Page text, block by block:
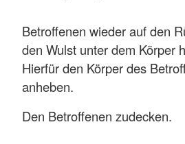
Betroffenen wieder auf den
den Wulst unter dem Körper
Hierfür den Körper des
anheben.
Den Betroffenen zudecken.